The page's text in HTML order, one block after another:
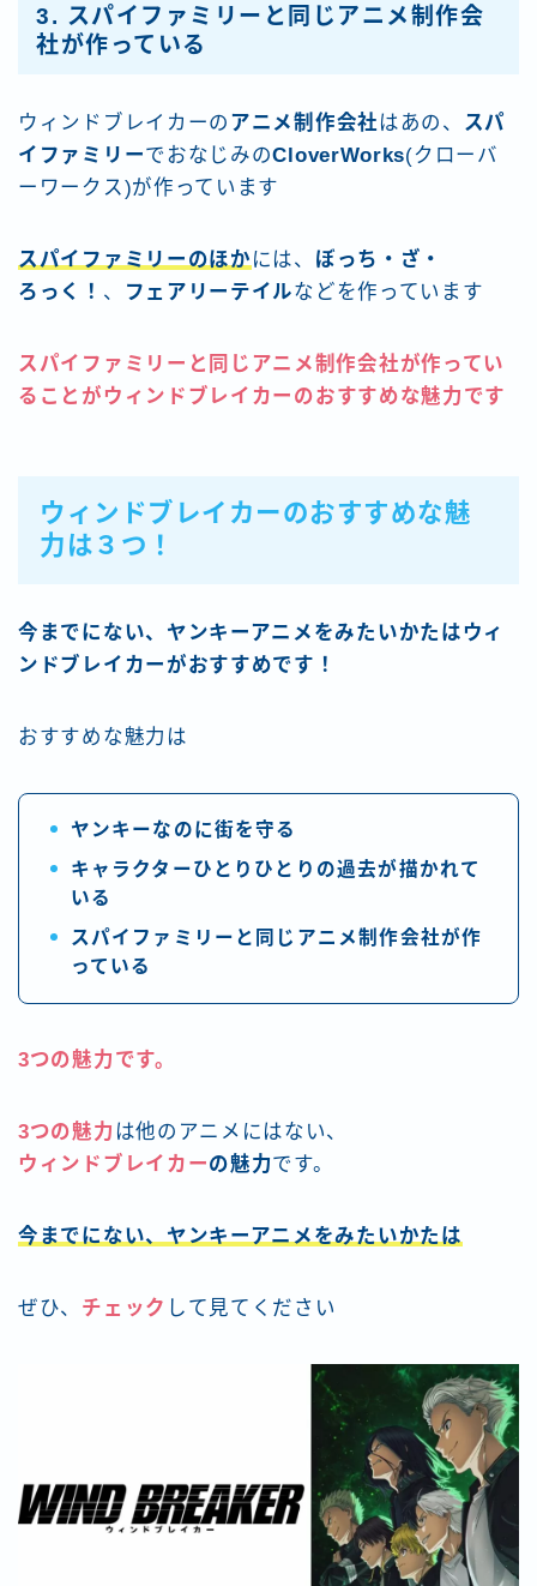
3. スパイファミリーと同じアニメ制作会
社が作っている
ウィンドブレイカーの アニメ制作会社 はあの、 スパ
イファミリーでおなじみのCloverWorks(クローバ
ーワークス)が作っています
スパイファミリーのほか には、 ぼっち・ざ・
ろっく！ 、 フェアリーテイルなどを作っています
スパイファミリーと同じアニメ制作会社が作ってい
ることがウィンドブレイカー のおすすめな魅力 です
ウィンドブレイカーのおすすめな魅
力は３ つ！
今までにない、ヤンキーアニメをみたいかたはウィ
ンドブレイカーがおすすめです！
おすすめな魅力は
ヤンキーなのに街を守る
キャラクターひとりひとりの過去が描かれて
いる
スパイファミリーと同じアニメ制作会社が作
っている
3つの魅力です。
3つの魅力 は他のアニメにはない、
ウィンドブレイカーの魅力です。
今までにない、ヤンキーアニメをみたいかたは
ぜひ、 チェック して見てください